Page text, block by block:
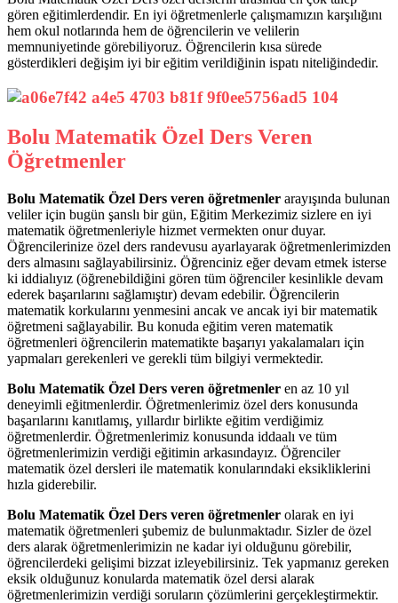
gören eğitimlerdendir. En iyi öğretmenlerle çalışmamızın karşılığını
hem okul notlarında hem de öğrencilerin ve velilerin
memnuniyetinde görebiliyoruz. Öğrencilerin kısa sürede
gösterdikleri değişim iyi bir eğitim verildiğinin ispatı niteliğindedir.
Bolu Matematik Özel Ders Veren
Öğretmenler
Bolu Matematik Özel Ders veren öğretmenler arayışında bulunan
veliler için bugün şanslı bir gün, Eğitim Merkezimiz sizlere en iyi
matematik öğretmenleriyle hizmet vermekten onur duyar.
Öğrencilerinize özel ders randevusu ayarlayarak öğretmenlerimizden
ders almasını sağlayabilirsiniz. Öğrenciniz eğer devam etmek isterse
ki iddialıyız (öğrenebildiğini gören tüm öğrenciler kesinlikle devam
ederek başarılarını sağlamıştır) devam edebilir. Öğrencilerin
matematik korkularını yenmesini ancak ve ancak iyi bir matematik
öğretmeni sağlayabilir. Bu konuda eğitim veren matematik
öğretmenleri öğrencilerin matematikte başarıyı yakalamaları için
yapmaları gerekenleri ve gerekli tüm bilgiyi vermektedir.
Bolu Matematik Özel Ders veren öğretmenler en az 10 yıl
deneyimli eğitmenlerdir. Öğretmenlerimiz özel ders konusunda
başarılarını kanıtlamış, yıllardır birlikte eğitim verdiğimiz
öğretmenlerdir. Öğretmenlerimiz konusunda iddaalı ve tüm
öğretmenlerimizin verdiği eğitimin arkasındayız. Öğrenciler
matematik özel dersleri ile matematik konularındaki eksikliklerini
hızla giderebilir.
Bolu Matematik Özel Ders veren öğretmenler olarak en iyi
matematik öğretmenleri şubemiz de bulunmaktadır. Sizler de özel
ders alarak öğretmenlerimizin ne kadar iyi olduğunu görebilir,
öğrencilerdeki gelişimi bizzat izleyebilirsiniz. Tek yapmanız gereken
eksik olduğunuz konularda matematik özel dersi alarak
öğretmenlerimizin verdiği soruların çözümlerini gerçekleştirmektir.